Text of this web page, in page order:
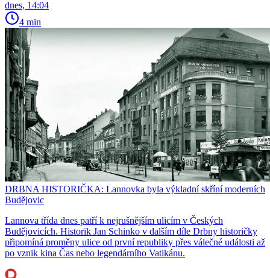
dnes, 14:04
4 min
DRBNA HISTORIČKA: Lannovka byla výkladní skříní moderních
Budějovic
Lannova třída dnes patří k nejrušnějším ulicím v Českých
Budějovicích. Historik Jan Schinko v dalším díle Drbny historičky
připomíná proměny ulice od první republiky přes válečné události až
po vznik kina Čas nebo legendárního Vatikánu.